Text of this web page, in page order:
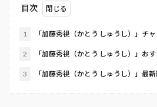
目次
1 「加藤秀視（かとう しゅうし）」チ
2 「加藤秀視（かとう しゅうし）」お
3 「加藤秀視（かとう しゅうし）」最